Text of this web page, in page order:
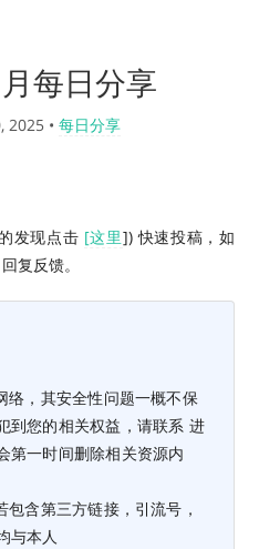
每日分享
2025 • 每日分享
发现点击 [这里]) 快速投稿，如
复反馈。
络，其安全性问题一概不保
到您的相关权益，请联系 进
第一时间删除相关资源内
含第三方链接，引流号，
与本人